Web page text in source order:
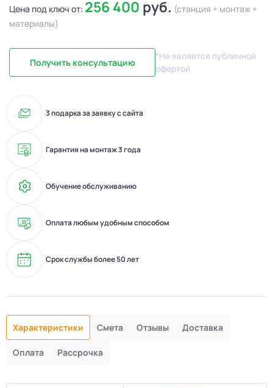
Цена под ключ от: 256 400 руб. (станция + монтаж +
материалы)
Получить консультацию
*Не является публичной
офертой
3 подарка за заявку с сайта
Гарантия на монтаж 3 года
Обучение обслуживанию
Оплата любым удобным способом
Срок службы более 50 лет
Характеристики Смета Отзывы Доставка
Оплата Рассрочка